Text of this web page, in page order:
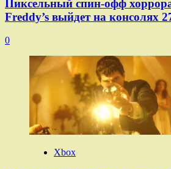
Пиксельный спин-офф
Freddy’s выйдет на консолях
0
Xbox